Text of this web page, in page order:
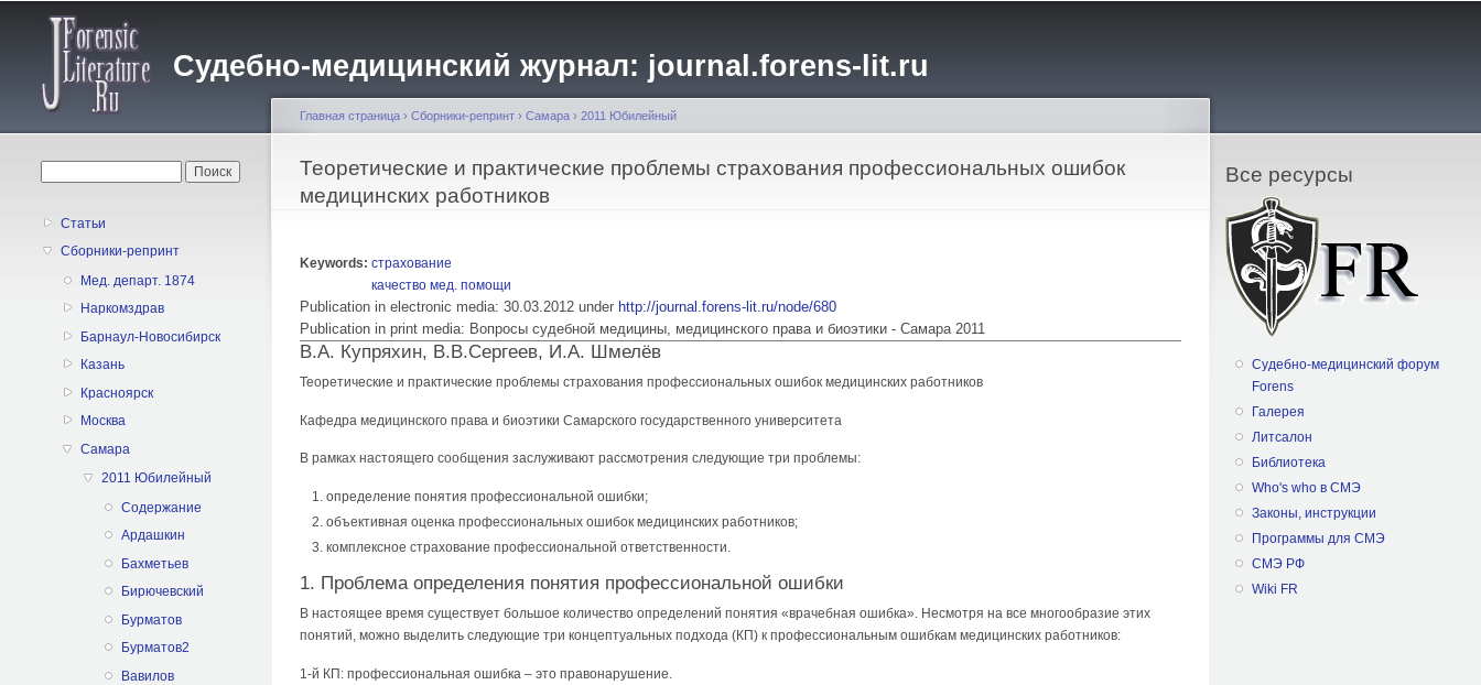
содержанию
Судебно-медицинский журнал: journal.forens-lit.ru
Статьи
Сборники-репринт
Мед. департ. 1874
Наркомздрав
Барнаул-Новосибирск
Казань
Красноярск
Москва
Самара
2011 Юбилейный
Содержание
Ардашкин
Бахметьев
Бирючевский
Бурматов
Бурматов2
Вавилов
Вы здесь
Главная страница › Сборники-репринт › Самара › 2011 Юбилейный
Теоретические и практические проблемы страхования профессиональных ошибок
медицинских работников
Keywords: страхование
качество мед. помощи
Publication in electronic media: 30.03.2012 under http://journal.forens-lit.ru/node/680
Publication in print media: Вопросы судебной медицины, медицинского права и биоэтики - Самара 2011
В.А. Купряхин, В.В.Сергеев, И.А. Шмелёв
Теоретические и практические проблемы страхования профессиональных ошибок медицинских работников
Кафедра медицинского права и биоэтики Самарского государственного университета
В рамках настоящего сообщения заслуживают рассмотрения следующие три проблемы:
определение понятия профессиональной ошибки;
объективная оценка профессиональных ошибок медицинских работников;
комплексное страхование профессиональной ответственности.
1. Проблема определения понятия профессиональной ошибки
В настоящее время существует большое количество определений понятия «врачебная ошибка». Несмотря на все многообразие этих
понятий, можно выделить следующие три концептуальных подхода (КП) к профессиональным ошибкам медицинских работников:
1-й КП: профессиональная ошибка – это правонарушение.
Все ресурсы
Судебно-медицинский форум
Forens
Галерея
Литсалон
Библиотека
Who's who в СМЭ
Законы, инструкции
Программы для СМЭ
СМЭ РФ
Wiki FR